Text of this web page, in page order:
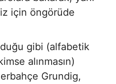
için öngörüde
gibi (alfabetik
alınmasın)
Grundig,